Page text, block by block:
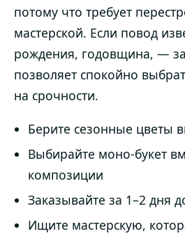
потому что требует
мастерской. Если повод
рождения, годовщина, —
позволяет спокойно
на срочности.
Берите сезонные цветы
Выбирайте моно-букет
композиции
Заказывайте за 1–2 дня
Ищите мастерскую,